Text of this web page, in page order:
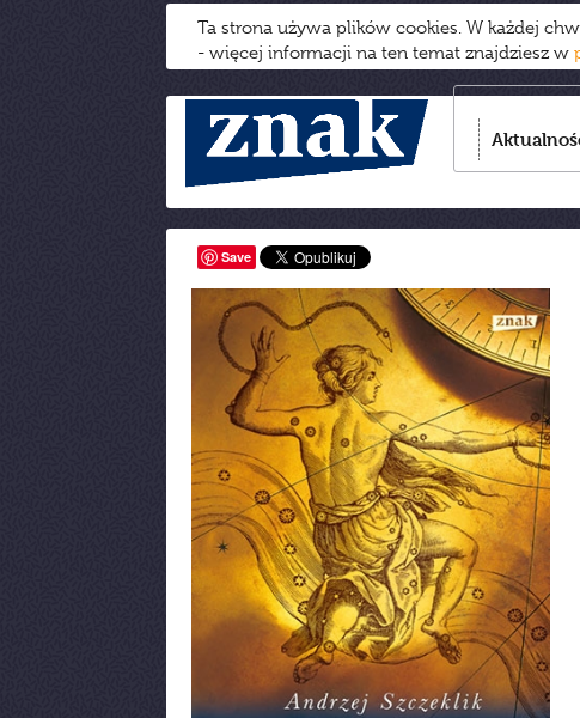
Ta strona używa plików cookies. W każdej
- więcej informacji na ten temat znajdziesz w
Save